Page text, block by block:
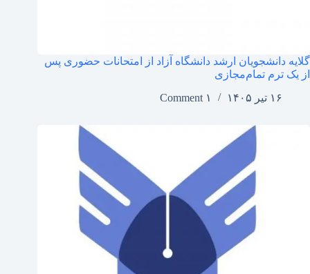
گلایه دانشجویان ارشد دانشگاه آزاد از امتحانات حضوری پس
از یک ترم تمام‌مجازی
۱۶ تیر ۱۴۰۵
۱ Comment